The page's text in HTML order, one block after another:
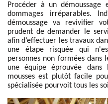
Procéder à un
dommages irréparables.
démoussage va revivifier
prudent de demander le
afin d’effectuer les travaux
une étape risquée qui
personnes non formées dans
une équipe éprouvée
mousses est plutôt facile
spécialisée pourvoit tous les